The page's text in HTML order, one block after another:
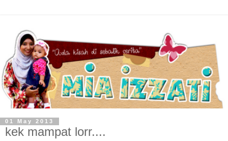
01 May 2013
kek mampat lorr....